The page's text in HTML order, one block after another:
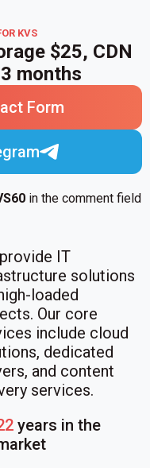
KVS
$25, CDN
months
Form
in the comment field
IT
solutions
loaded
Our core
include cloud
dedicated
and content
services.
years in the